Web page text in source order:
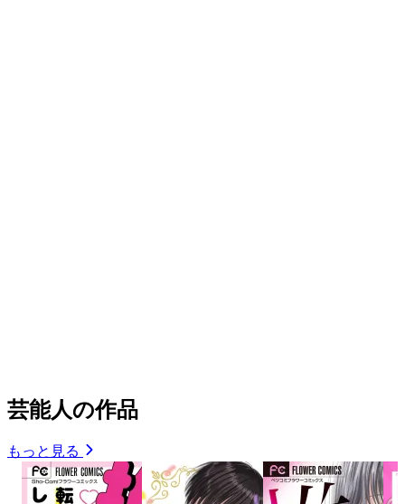
芸能人の作品
もっと見る